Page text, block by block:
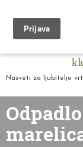
Nasveti za ljubitelje